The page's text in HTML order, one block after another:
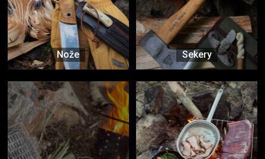
Nože Sekery